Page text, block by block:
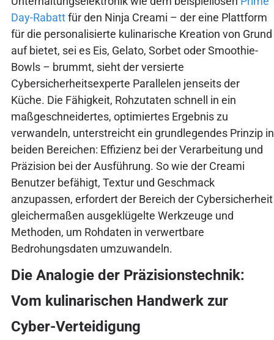
Day-Rabattfür den Ninja Creami – der eine Plattform
für die personalisierte kulinarische Kreation von Grund
auf bietet, sei es Eis, Gelato, Sorbet oder Smoothie-
Bowls – brummt, sieht der versierte
Cybersicherheitsexperte Parallelen jenseits der
Küche. Die Fähigkeit, Rohzutaten schnell in ein
maßgeschneidertes, optimiertes Ergebnis zu
verwandeln, unterstreicht ein grundlegendes Prinzip in
beiden Bereichen: Effizienz bei der Verarbeitung und
Präzision bei der Ausführung. So wie der Creami
Benutzer befähigt, Textur und Geschmack
anzupassen, erfordert der Bereich der Cybersicherheit
gleichermaßen ausgeklügelte Werkzeuge und
Methoden, um Rohdaten in verwertbare
Bedrohungsdaten umzuwandeln.
Die Analogie der Präzisionstechnik:
Vom kulinarischen Handwerk zur
Cyber-Verteidigung